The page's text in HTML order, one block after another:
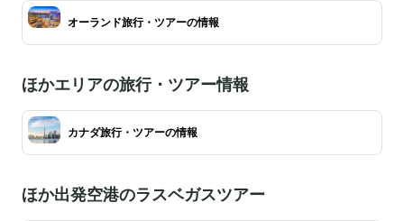
オーランド旅行・ツアーの情報
ほかエリアの旅行・ツアー情報
カナダ旅行・ツアーの情報
ほか出発空港のラスベガスツアー